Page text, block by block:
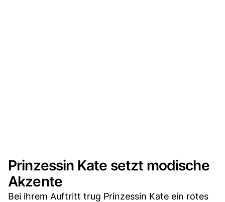
Prinzessin Kate setzt modische
Akzente
Bei ihrem Auftritt trug Prinzessin Kate ein rotes